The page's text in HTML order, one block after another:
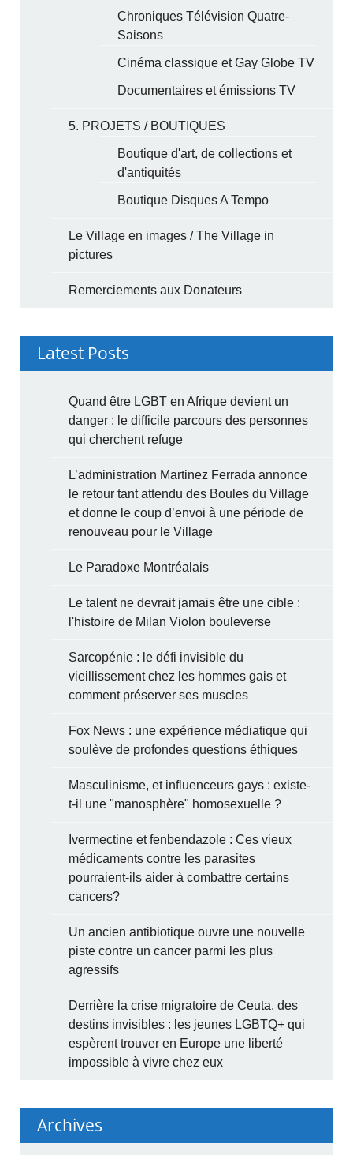
Chroniques Télévision Quatre-
Saisons
Cinéma classique et Gay Globe TV
Documentaires et émissions TV
5. PROJETS / BOUTIQUES
Boutique d'art, de collections et
d'antiquités
Boutique Disques A Tempo
Le Village en images / The Village in
pictures
Remerciements aux Donateurs
Latest Posts
Quand être LGBT en Afrique devient un
danger : le difficile parcours des personnes
qui cherchent refuge
L’administration Martinez Ferrada annonce
le retour tant attendu des Boules du Village
et donne le coup d’envoi à une période de
renouveau pour le Village
Le Paradoxe Montréalais
Le talent ne devrait jamais être une cible :
l'histoire de Milan Violon bouleverse
Sarcopénie : le défi invisible du
vieillissement chez les hommes gais et
comment préserver ses muscles
Fox News : une expérience médiatique qui
soulève de profondes questions éthiques
Masculinisme, et influenceurs gays : existe-
t-il une "manosphère" homosexuelle ?
Ivermectine et fenbendazole : Ces vieux
médicaments contre les parasites
pourraient-ils aider à combattre certains
cancers?
Un ancien antibiotique ouvre une nouvelle
piste contre un cancer parmi les plus
agressifs
Derrière la crise migratoire de Ceuta, des
destins invisibles : les jeunes LGBTQ+ qui
espèrent trouver en Europe une liberté
impossible à vivre chez eux
Archives